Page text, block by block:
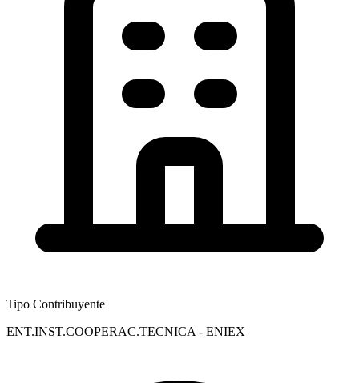
Tipo Contribuyente
ENT.INST.COOPERAC.TECNICA - ENIEX